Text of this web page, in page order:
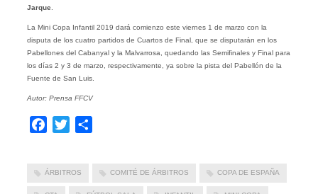
Jarque.
La Mini Copa Infantil 2019 dará comienzo este viernes 1 de marzo con la
disputa de los cuatro partidos de Cuartos de Final, que se disputarán en los
Pabellones del Cabanyal y la Malvarrosa, quedando las Semifinales y Final para
los días 2 y 3 de marzo, respectivamente, ya sobre la pista del Pabellón de la
Fuente de San Luis.
Autor: Prensa FFCV
Facebook
Twitter
ÁRBITROS COMITÉ DE ÁRBITROS COPA DE ESPAÑA